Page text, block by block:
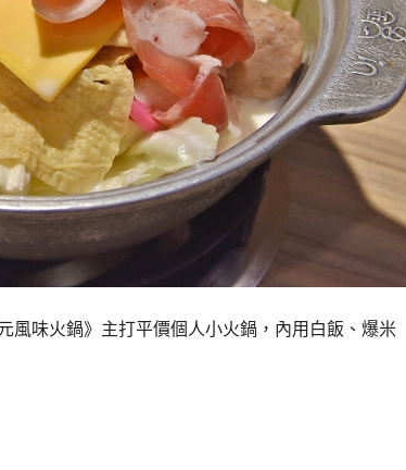
味火鍋》主打平價個人小火鍋，內用白飯、爆米